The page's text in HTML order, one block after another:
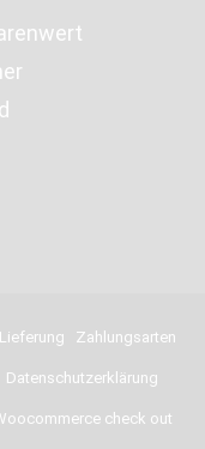
Zahlungsarten
Datenschutzerklärung
check out